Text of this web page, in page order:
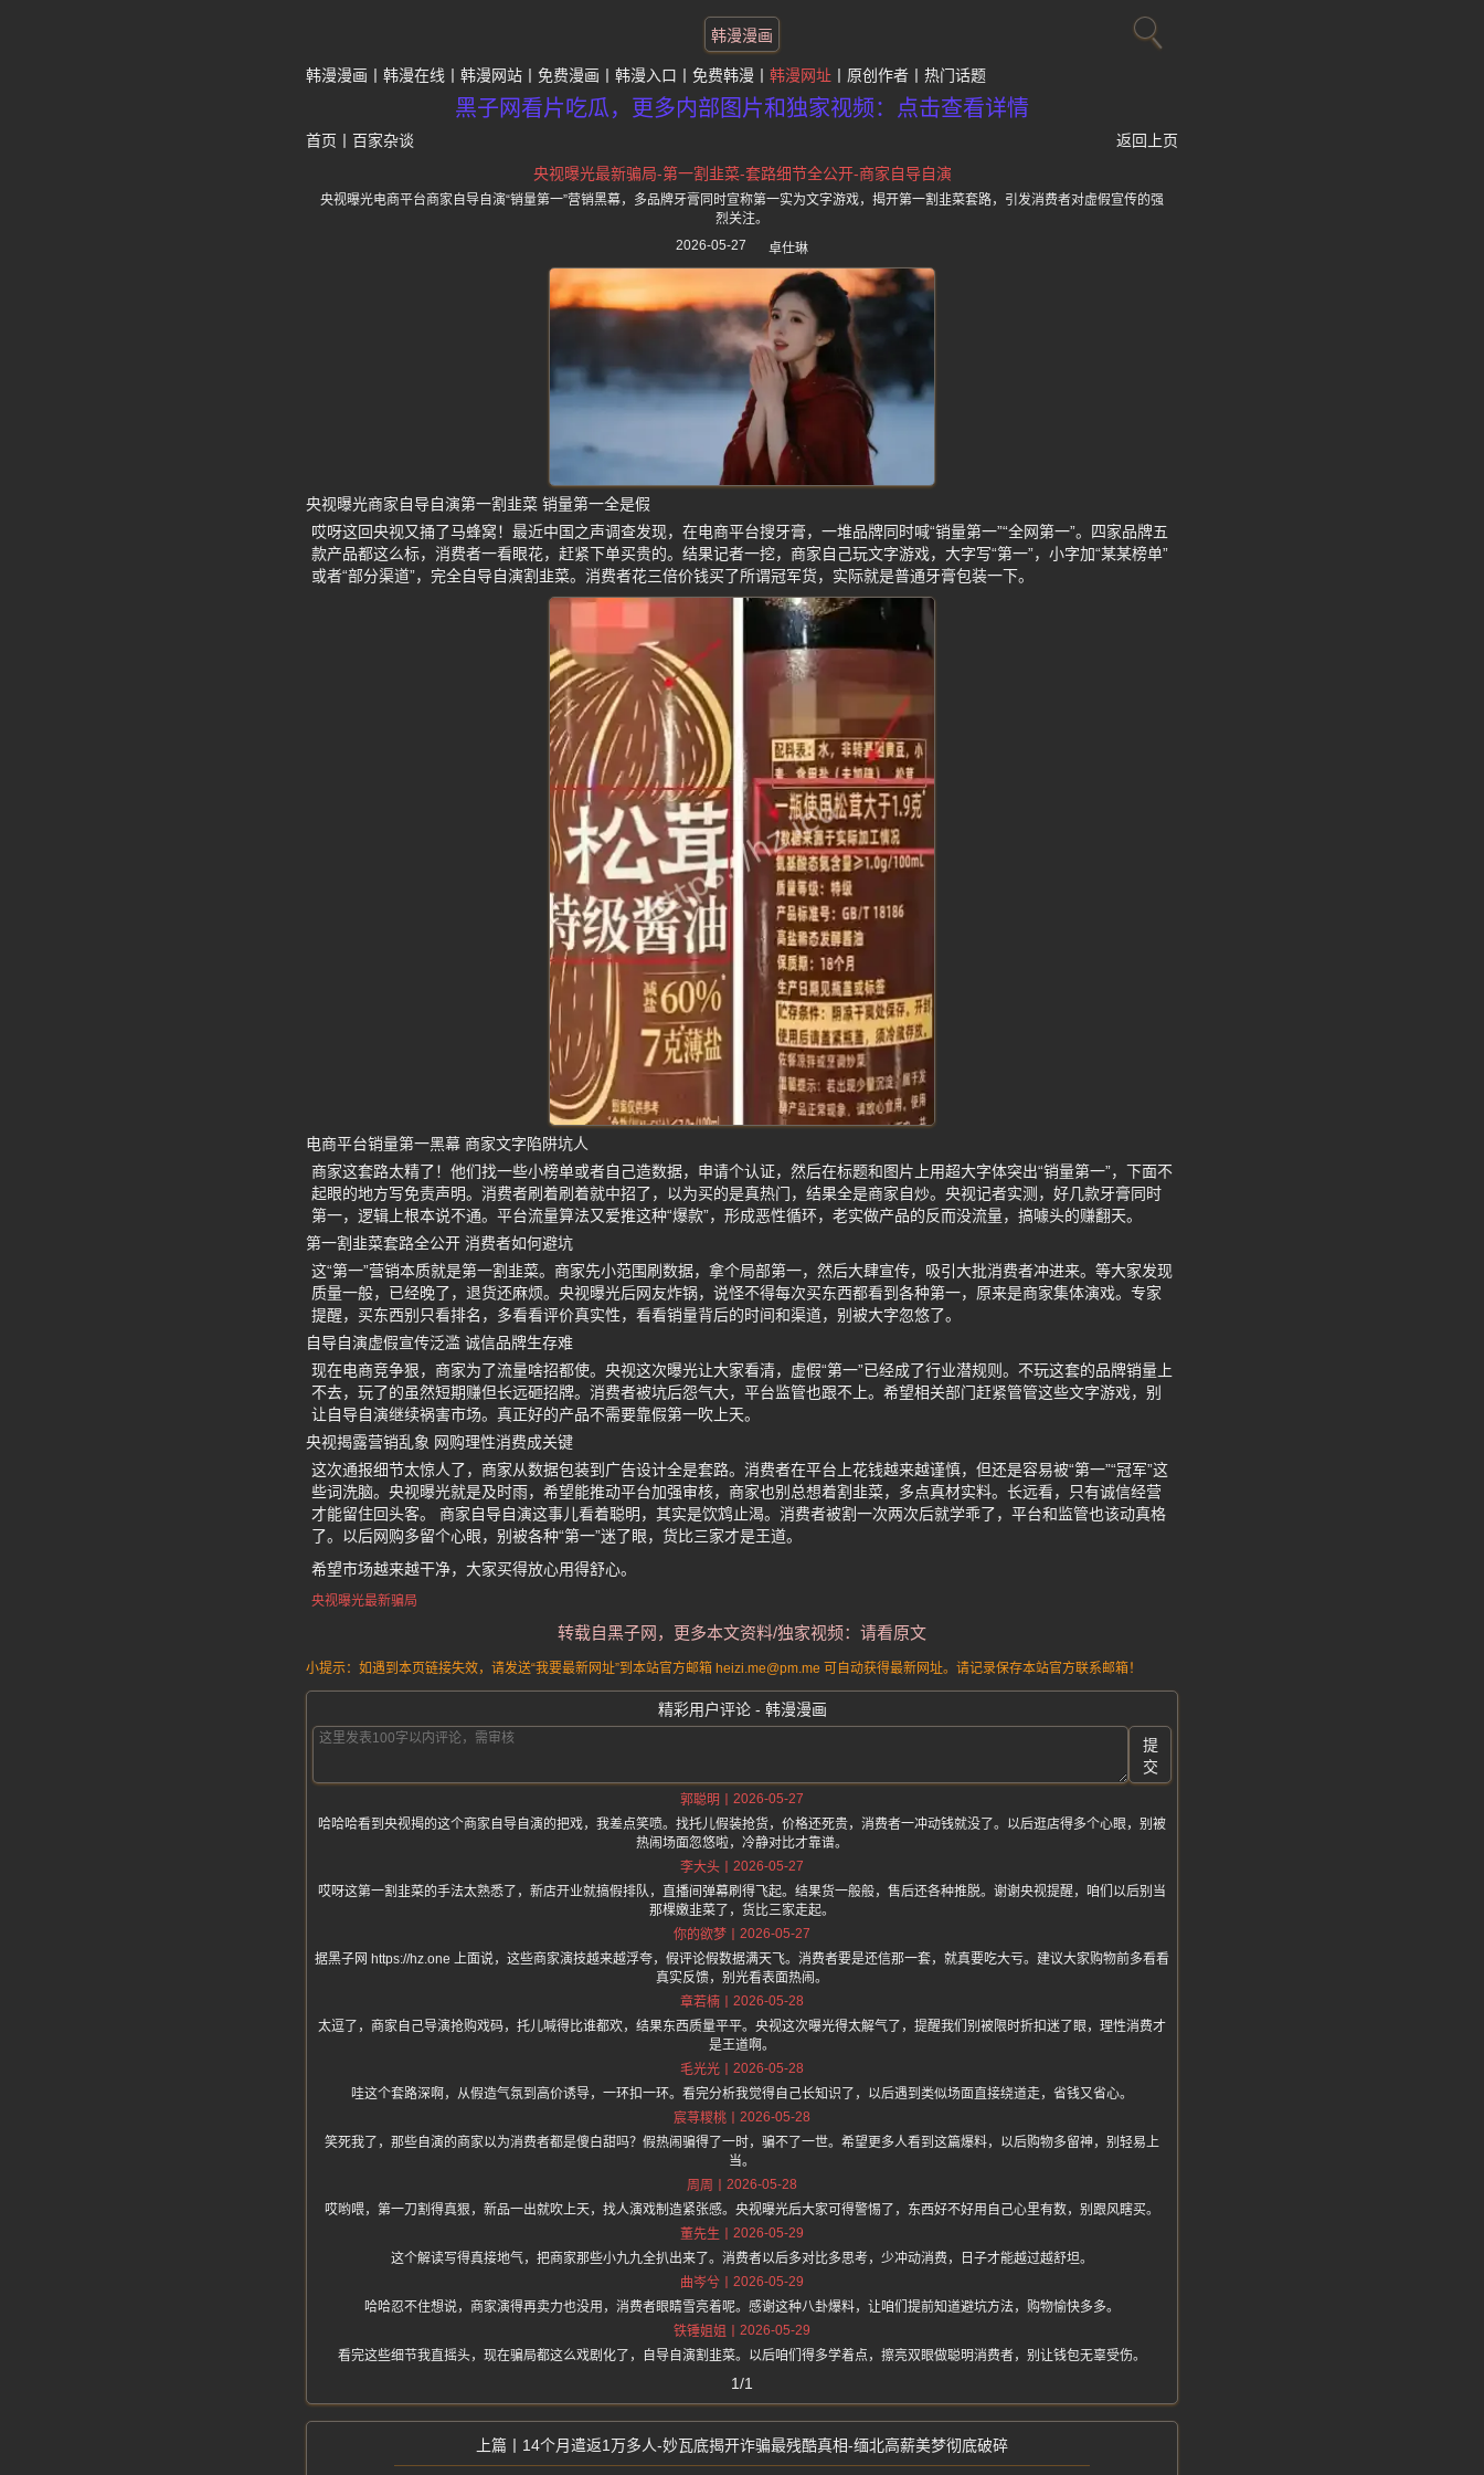
韩漫漫画
韩漫漫画 韩漫在线 韩漫网站 免费漫画 韩漫入口 免费韩漫 韩漫网址 原创作者 热门话题
黑子网看片吃瓜，更多内部图片和独家视频：点击查看详情
首页 百家杂谈
返回上页
央视曝光最新骗局-第一割韭菜-套路细节全公开-商家自导自演
央视曝光电商平台商家自导自演“销量第一”营销黑幕，多品牌牙膏同时宣称第一实为文字游戏，揭开第一割韭菜套路，引发消费者对虚假宣传的强
烈关注。
2026-05-27
卓仕琳
央视曝光商家自导自演第一割韭菜 销量第一全是假
哎呀这回央视又捅了马蜂窝！最近中国之声调查发现，在电商平台搜牙膏，一堆品牌同时喊“销量第一”“全网第一”。四家品牌五
款产品都这么标，消费者一看眼花，赶紧下单买贵的。结果记者一挖，商家自己玩文字游戏，大字写“第一”，小字加“某某榜单”
或者“部分渠道”，完全自导自演割韭菜。消费者花三倍价钱买了所谓冠军货，实际就是普通牙膏包装一下。
电商平台销量第一黑幕 商家文字陷阱坑人
商家这套路太精了！他们找一些小榜单或者自己造数据，申请个认证，然后在标题和图片上用超大字体突出“销量第一”，下面不
起眼的地方写免责声明。消费者刷着刷着就中招了，以为买的是真热门，结果全是商家自炒。央视记者实测，好几款牙膏同时
第一，逻辑上根本说不通。平台流量算法又爱推这种“爆款”，形成恶性循环，老实做产品的反而没流量，搞噱头的赚翻天。
第一割韭菜套路全公开 消费者如何避坑
这“第一”营销本质就是第一割韭菜。商家先小范围刷数据，拿个局部第一，然后大肆宣传，吸引大批消费者冲进来。等大家发现
质量一般，已经晚了，退货还麻烦。央视曝光后网友炸锅，说怪不得每次买东西都看到各种第一，原来是商家集体演戏。专家
提醒，买东西别只看排名，多看看评价真实性，看看销量背后的时间和渠道，别被大字忽悠了。
自导自演虚假宣传泛滥 诚信品牌生存难
现在电商竞争狠，商家为了流量啥招都使。央视这次曝光让大家看清，虚假“第一”已经成了行业潜规则。不玩这套的品牌销量上
不去，玩了的虽然短期赚但长远砸招牌。消费者被坑后怨气大，平台监管也跟不上。希望相关部门赶紧管管这些文字游戏，别
让自导自演继续祸害市场。真正好的产品不需要靠假第一吹上天。
央视揭露营销乱象 网购理性消费成关键
这次通报细节太惊人了，商家从数据包装到广告设计全是套路。消费者在平台上花钱越来越谨慎，但还是容易被“第一”“冠军”这
些词洗脑。央视曝光就是及时雨，希望能推动平台加强审核，商家也别总想着割韭菜，多点真材实料。长远看，只有诚信经营
才能留住回头客。 商家自导自演这事儿看着聪明，其实是饮鸩止渴。消费者被割一次两次后就学乖了，平台和监管也该动真格
了。以后网购多留个心眼，别被各种“第一”迷了眼，货比三家才是王道。
希望市场越来越干净，大家买得放心用得舒心。
央视曝光最新骗局
转载自黑子网，更多本文资料/独家视频：请看原文
小提示：如遇到本页链接失效，请发送“我要最新网址”到本站官方邮箱 heizi.me@pm.me 可自动获得最新网址。请记录保存本站官方联系邮箱！
精彩用户评论 - 韩漫漫画
提
交
郭聪明
2026-05-27
哈哈哈看到央视揭的这个商家自导自演的把戏，我差点笑喷。找托儿假装抢货，价格还死贵，消费者一冲动钱就没了。以后逛店得多个心眼，别被
热闹场面忽悠啦，冷静对比才靠谱。
李大头
2026-05-27
哎呀这第一割韭菜的手法太熟悉了，新店开业就搞假排队，直播间弹幕刷得飞起。结果货一般般，售后还各种推脱。谢谢央视提醒，咱们以后别当
那棵嫩韭菜了，货比三家走起。
你的欲梦
2026-05-27
据黑子网 https://hz.one 上面说，这些商家演技越来越浮夸，假评论假数据满天飞。消费者要是还信那一套，就真要吃大亏。建议大家购物前多看看
真实反馈，别光看表面热闹。
章若楠
2026-05-28
太逗了，商家自己导演抢购戏码，托儿喊得比谁都欢，结果东西质量平平。央视这次曝光得太解气了，提醒我们别被限时折扣迷了眼，理性消费才
是王道啊。
毛光光
2026-05-28
哇这个套路深啊，从假造气氛到高价诱导，一环扣一环。看完分析我觉得自己长知识了，以后遇到类似场面直接绕道走，省钱又省心。
宸荨糭桃
2026-05-28
笑死我了，那些自演的商家以为消费者都是傻白甜吗？假热闹骗得了一时，骗不了一世。希望更多人看到这篇爆料，以后购物多留神，别轻易上
当。
周周
2026-05-28
哎哟喂，第一刀割得真狠，新品一出就吹上天，找人演戏制造紧张感。央视曝光后大家可得警惕了，东西好不好用自己心里有数，别跟风瞎买。
董先生
2026-05-29
这个解读写得真接地气，把商家那些小九九全扒出来了。消费者以后多对比多思考，少冲动消费，日子才能越过越舒坦。
曲岑兮
2026-05-29
哈哈忍不住想说，商家演得再卖力也没用，消费者眼睛雪亮着呢。感谢这种八卦爆料，让咱们提前知道避坑方法，购物愉快多多。
铁锤姐姐
2026-05-29
看完这些细节我直摇头，现在骗局都这么戏剧化了，自导自演割韭菜。以后咱们得多学着点，擦亮双眼做聪明消费者，别让钱包无辜受伤。
1/1
14个月遣返1万多人-妙瓦底揭开诈骗最残酷真相-缅北高薪美梦彻底破碎